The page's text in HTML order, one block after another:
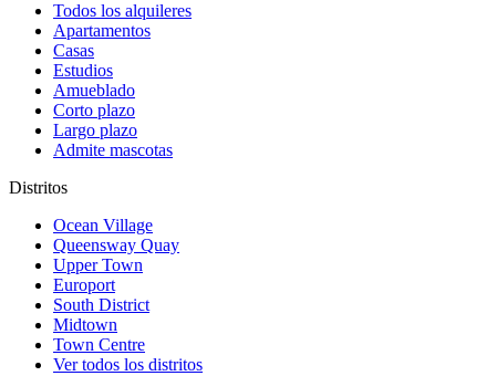
Todos los alquileres
Apartamentos
Casas
Estudios
Amueblado
Corto plazo
Largo plazo
Admite mascotas
Distritos
Ocean Village
Queensway Quay
Upper Town
Europort
South District
Midtown
Town Centre
Ver todos los distritos